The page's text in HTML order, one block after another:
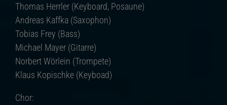
Thomas Herrler (Keyboard, Posaune)
Andreas Kaffka (Saxophon)
Tobias Frey (Bass)
Michael Mayer (Gitarre)
Norbert Wörlein (Trompete)
Klaus Kopischke (Keyboad)
Chor: